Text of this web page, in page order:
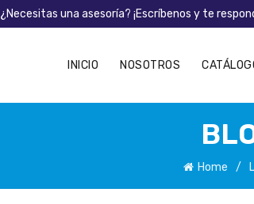
INICIO NOSOTROS
Home
¿Necesitas una asesoría? ¡Escríbenos y te